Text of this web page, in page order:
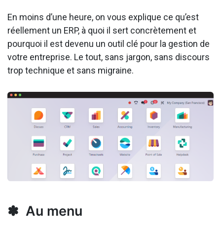
En moins d’une heure, on vous explique ce qu’est
réellement un ERP, à quoi il sert concrètement et
pourquoi il est devenu un outil clé pour la gestion de
votre entreprise. Le tout, sans jargon, sans discours
trop technique et sans migraine.
✽ Au menu